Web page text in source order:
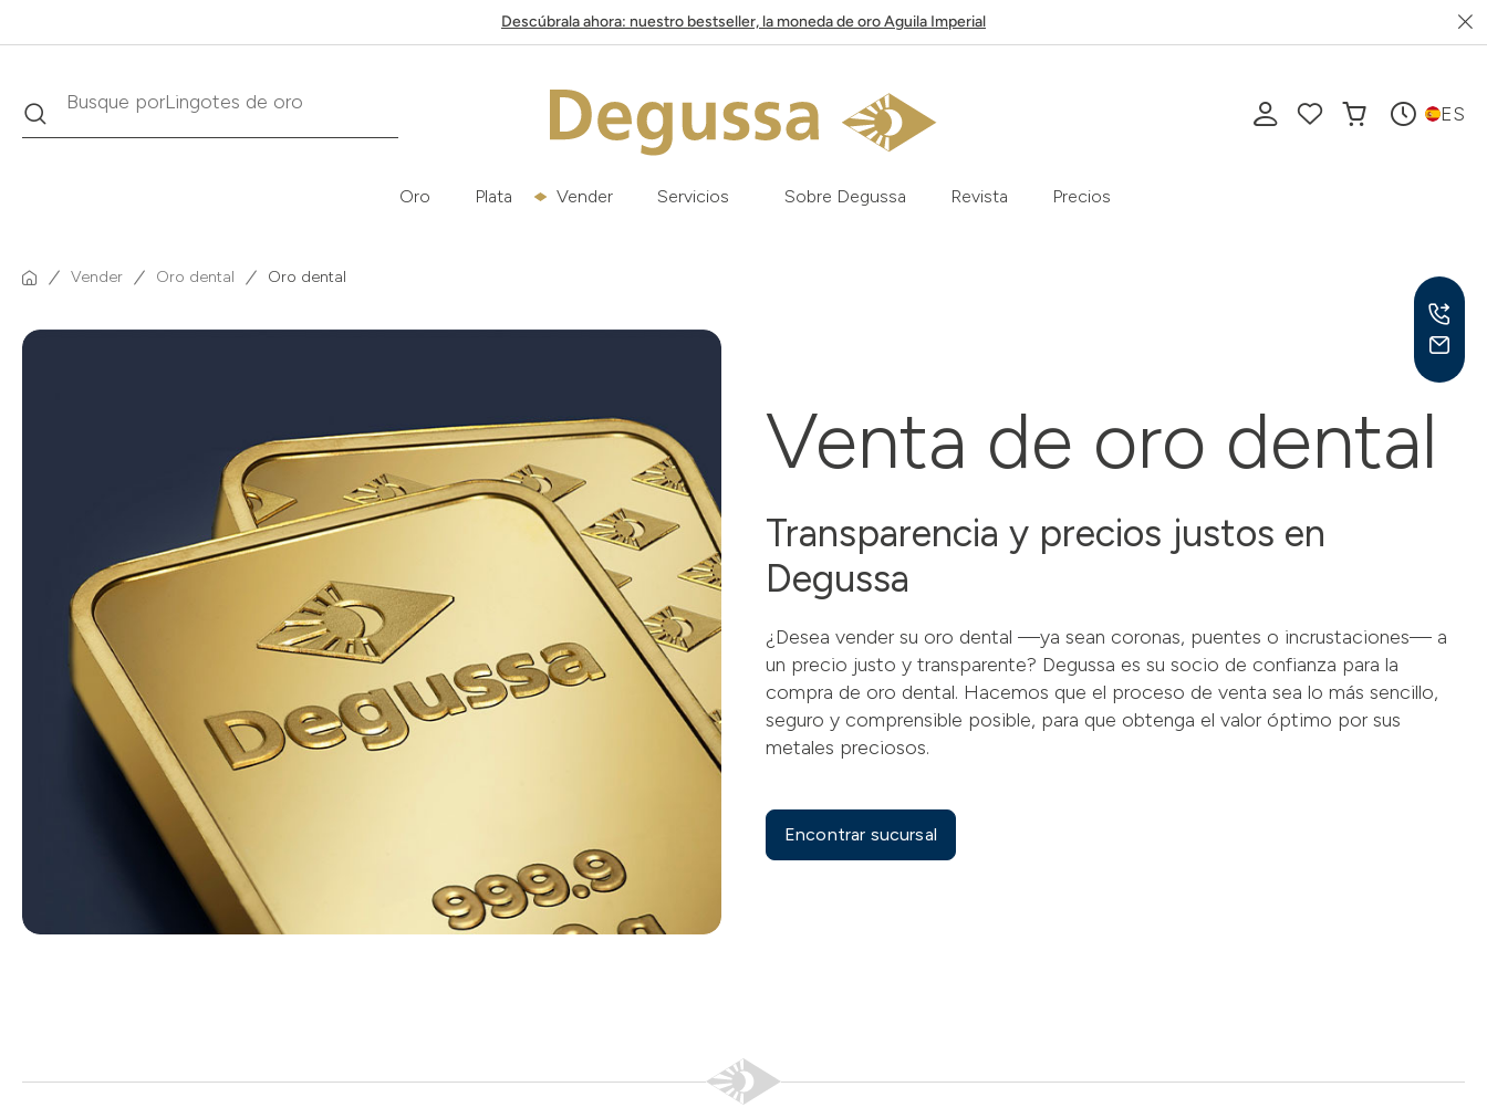
Descúbrala ahora: nuestro bestseller, la moneda de oro Aguila Imperial
BuscarBusque porKrugerrand ES
Oro Plata Vender Servicios Sobre Degussa Revista Precios
Vender Oro dental Oro dental
Venta de oro dental
Transparencia y precios justos en
Degussa
¿Desea vender su oro dental —ya sean coronas, puentes o incrustaciones— a
un precio justo y transparente? Degussa es su socio de confianza para la
compra de oro dental. Hacemos que el proceso de venta sea lo más sencillo,
seguro y comprensible posible, para que obtenga el valor óptimo por sus
metales preciosos.
Encontrar sucursal